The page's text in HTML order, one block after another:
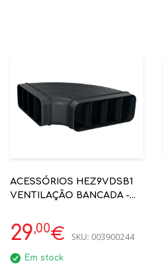
ACESSÓRIOS HEZ9VDSB1
VENTILAÇÃO BANCADA -
PARA TUBO PLANO
29,00€ SKU: 003900244
Em stock